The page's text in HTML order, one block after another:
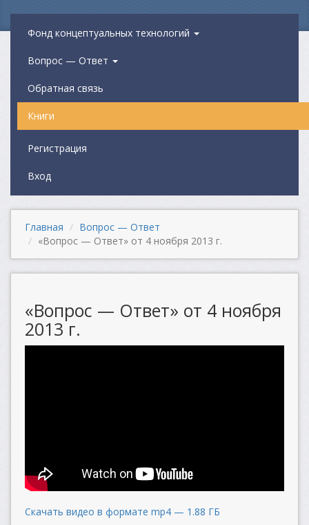
Фонд концептуальных технологий
Вопрос — Ответ
Обратная связь
Книги
Регистрация
Вход
Главная
Вопрос — Ответ
«Вопрос — Ответ» от 4 ноября 2013 г.
«Вопрос — Ответ» от 4 ноября
2013 г.
Скачать видео в формате mp4 — 1.88 ГБ